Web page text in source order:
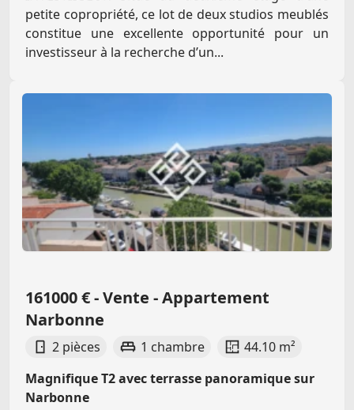
petite copropriété, ce lot de deux studios meublés
constitue une excellente opportunité pour un
investisseur à la recherche d’un...
161000 € - Vente - Appartement
Narbonne
2 pièces 1 chambre
44.10 m²
Magnifique T2 avec terrasse panoramique sur
Narbonne